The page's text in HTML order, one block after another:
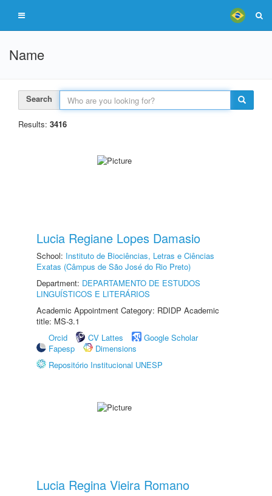
Name
Search
Results: 3416
Lucia Regiane Lopes Damasio
School: Instituto de Biociências, Letras e Ciências
Exatas (Câmpus de São José do Rio Preto)
Department: DEPARTAMENTO DE ESTUDOS
LINGUÍSTICOS E LITERÁRIOS
Academic Appointment Category: RDIDP Academic
title: MS-3.1
Orcid
CV Lattes
Google Scholar
Fapesp
Dimensions
Repositório Institucional UNESP
Lucia Regina Vieira Romano